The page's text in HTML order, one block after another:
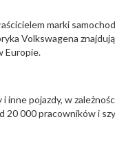
marki
Volkswagena
Europie.
pojazdy, w
000 pracowników i